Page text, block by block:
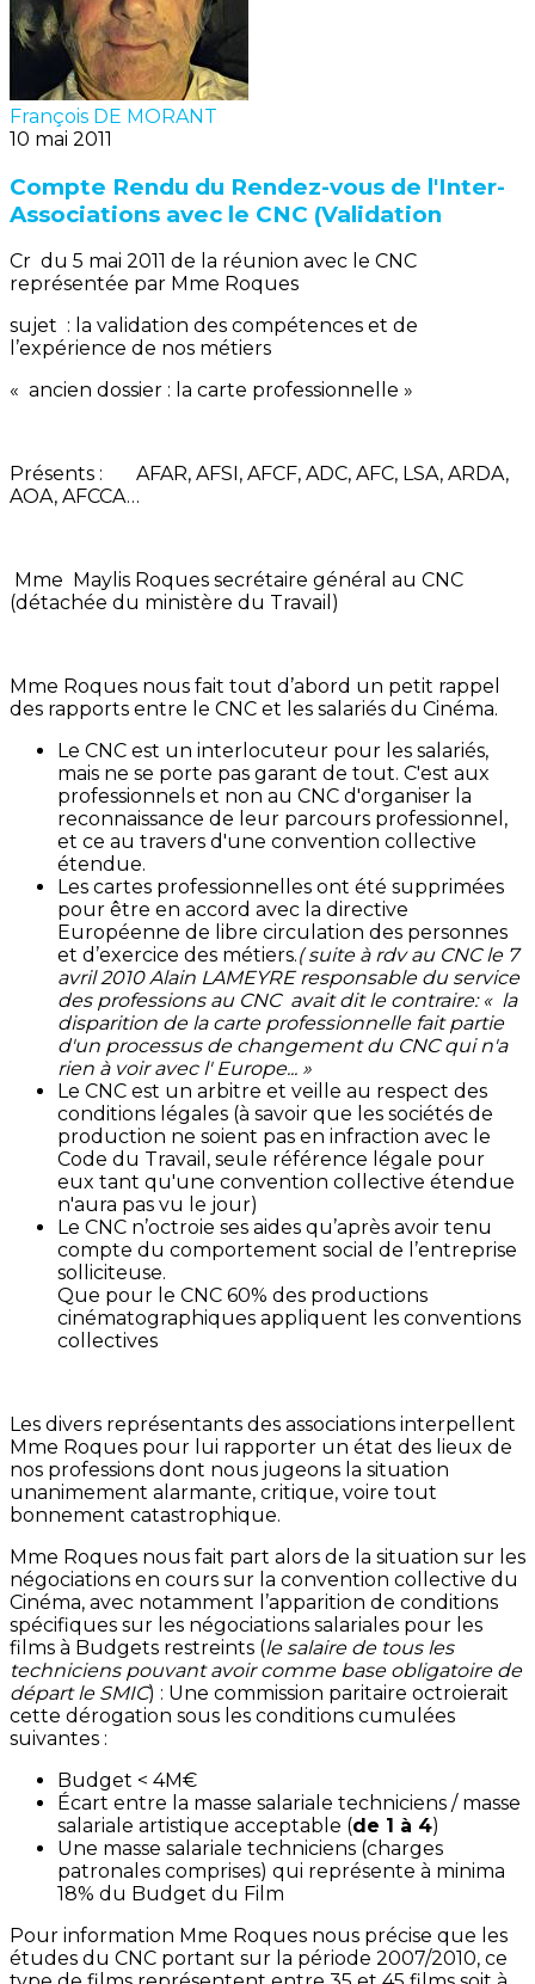
François DE MORANT
10 mai 2011
Compte Rendu du Rendez-vous de l'Inter-
Associations avec le CNC (Validation
Cr du 5 mai 2011 de la réunion avec le CNC
représentée par Mme Roques
sujet : la validation des compétences et de
l’expérience de nos métiers
« ancien dossier : la carte professionnelle »
Présents : AFAR, AFSI, AFCF, ADC, AFC, LSA, ARDA,
AOA, AFCCA…
Mme Maylis Roques secrétaire général au CNC
(détachée du ministère du Travail)
Mme Roques nous fait tout d’abord un petit rappel
des rapports entre le CNC et les salariés du Cinéma.
Le CNC est un interlocuteur pour les salariés,
mais ne se porte pas garant de tout. C'est aux
professionnels et non au CNC d'organiser la
reconnaissance de leur parcours professionnel,
et ce au travers d'une convention collective
étendue.
Les cartes professionnelles ont été supprimées
pour être en accord avec la directive
Européenne de libre circulation des personnes
et d’exercice des métiers.( suite à rdv au CNC le 7
avril 2010 Alain LAMEYRE responsable du service
des professions au CNC avait dit le contraire: « la
disparition de la carte professionnelle fait partie
d'un processus de changement du CNC qui n'a
rien à voir avec l' Europe... »
Le CNC est un arbitre et veille au respect des
conditions légales (à savoir que les sociétés de
production ne soient pas en infraction avec le
Code du Travail, seule référence légale pour
eux tant qu'une convention collective étendue
n'aura pas vu le jour)
Le CNC n’octroie ses aides qu’après avoir tenu
compte du comportement social de l’entreprise
solliciteuse.
Que pour le CNC 60% des productions
cinématographiques appliquent les conventions
collectives
Les divers représentants des associations interpellent
Mme Roques pour lui rapporter un état des lieux de
nos professions dont nous jugeons la situation
unanimement alarmante, critique, voire tout
bonnement catastrophique.
Mme Roques nous fait part alors de la situation sur les
négociations en cours sur la convention collective du
Cinéma, avec notamment l’apparition de conditions
spécifiques sur les négociations salariales pour les
films à Budgets restreints (le salaire de tous les
techniciens pouvant avoir comme base obligatoire de
départ le SMIC) : Une commission paritaire octroierait
cette dérogation sous les conditions cumulées
suivantes :
Budget < 4M€
Écart entre la masse salariale techniciens / masse
salariale artistique acceptable (de 1 à 4)
Une masse salariale techniciens (charges
patronales comprises) qui représente à minima
18% du Budget du Film
Pour information Mme Roques nous précise que les
études du CNC portant sur la période 2007/2010, ce